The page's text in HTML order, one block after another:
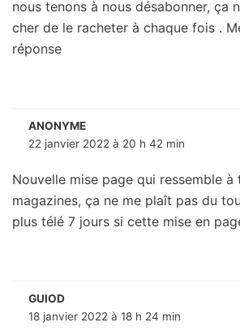
nous tenons à nous désabonner, ça
cher de le racheter à chaque fois .
réponse
ANONYME
22 janvier 2022 à 20 h 42 min
Nouvelle mise page qui ressemble à
magazines, ça ne me plaît pas du
plus télé 7 jours si cette mise en
GUIOD
18 janvier 2022 à 18 h 24 min